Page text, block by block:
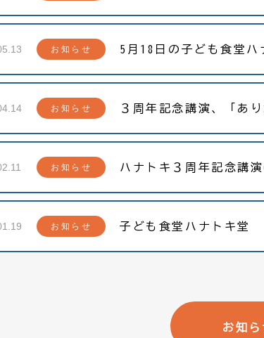
お知らせ 5月18日の子ども食堂ハ
お知らせ ３周年記念講演、「あ
お知らせ ハナトキ３周年記念講
お知らせ 子ども食堂ハナトキ堂
お知ら